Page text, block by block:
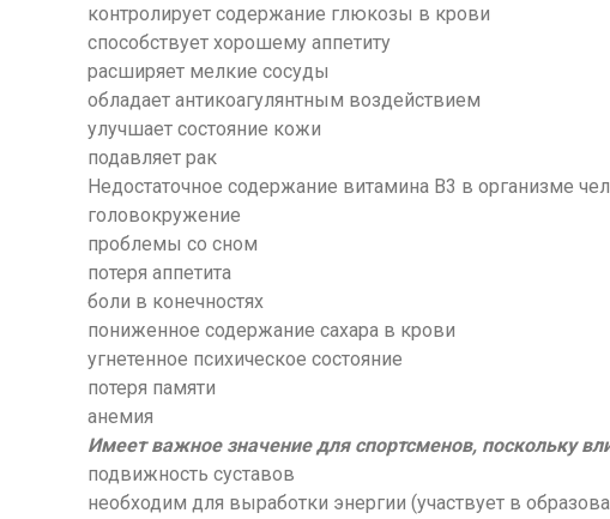
контролирует содержание глюкозы в крови
способствует хорошему аппетиту
расширяет мелкие сосуды
обладает антикоагулянтным воздействием
улучшает состояние кожи
подавляет рак
Недостаточное содержание витамина В3 в организме
головокружение
проблемы со сном
потеря аппетита
боли в конечностях
пониженное содержание сахара в крови
угнетенное психическое состояние
потеря памяти
анемия
Имеет важное значение для спортсменов, поскольку
подвижность суставов
необходим для выработки энергии (участвует в